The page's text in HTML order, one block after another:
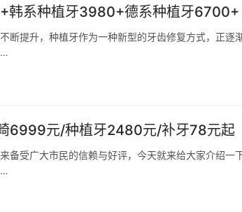
韩系种植牙3980+德系种植牙6700+
断提升，种植牙作为一种新型的牙齿修复方式，正逐
…
6999元/种植牙2480元/补牙78元起
备受广大市民的信赖与好评，今天就来给大家介绍一
…